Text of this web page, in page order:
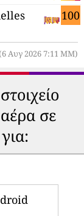
100
Αυγ 2026 7:11 ΜΜ)
σε